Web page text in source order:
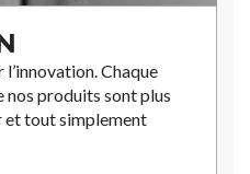
l’innovation. Chaque
produits sont plus
et tout simplement